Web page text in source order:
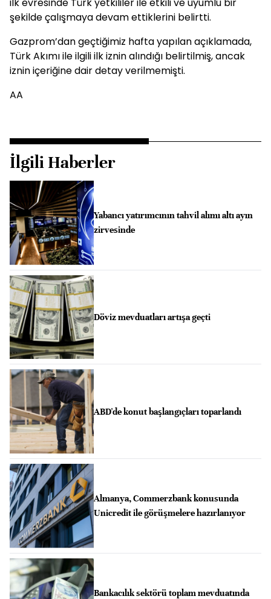
şekilde çalışmaya devam ettiklerini belirtti.
Gazprom’dan geçtiğimiz hafta yapılan açıklamada,
Türk Akımı ile ilgili ilk iznin alındığı belirtilmiş, ancak
iznin içeriğine dair detay verilmemişti.
AA
İlgili Haberler
Yabancı yatırımcının tahvil alımı altı ayın
zirvesinde
Döviz mevduatları artışa geçti
ABD'de konut başlangıçları toparlandı
Almanya, Commerzbank konusunda
Unicredit ile görüşmelere hazırlanıyor
Bankacılık sektörü toplam mevduatında